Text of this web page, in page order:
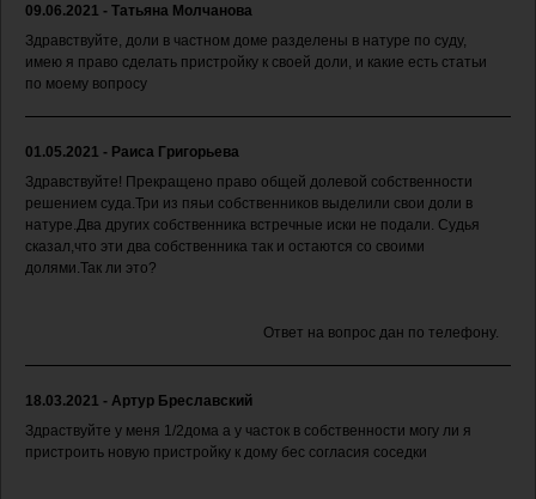
09.06.2021 - Татьяна Молчанова
Здравствуйте, доли в частном доме разделены в натуре по суду,
имею я право сделать пристройку к своей доли, и какие есть статьи
по моему вопросу
01.05.2021 - Раиса Григорьева
Здравствуйте! Прекращено право общей долевой собственности
решением суда.Три из пяьи собственников выделили свои доли в
натуре.Два других собственника встречные иски не подали. Судья
сказал,что эти два собственника так и остаются со своими
долями.Так ли это?
Ответ на вопрос дан по телефону.
18.03.2021 - Артур Бреславский
Здраствуйте у меня 1/2дома а у часток в собственности могу ли я
пристроить новую пристройку к дому бес согласия соседки